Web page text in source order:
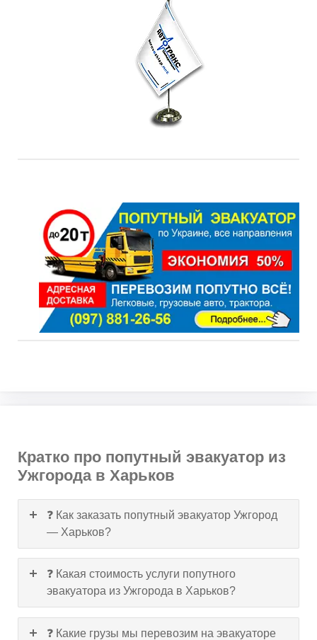
Кратко про попутный эвакуатор из
Ужгорода в Харьков
❓ Как заказать попутный эвакуатор Ужгород
— Харьков?
❓ Какая стоимость услуги попутного
эвакуатора из Ужгорода в Харьков?
❓ Какие грузы мы перевозим на эвакуаторе